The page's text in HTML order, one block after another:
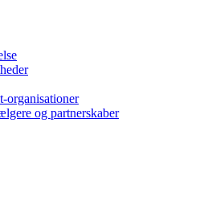
organisationer
og partnerskaber